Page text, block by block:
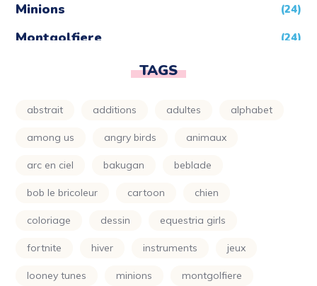
Minions (24)
Montgolfiere (24)
TAGS
abstrait additions adultes alphabet
among us angry birds animaux
arc en ciel bakugan beblade
bob le bricoleur cartoon chien
coloriage dessin equestria girls
fortnite hiver instruments jeux
looney tunes minions montgolfiere